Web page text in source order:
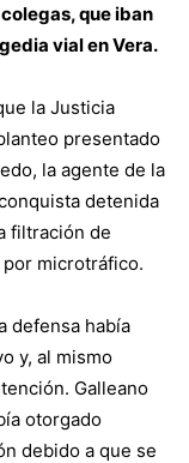
que iban
vial en Vera.
la Justicia
presentado
la agente de la
detenida
filtración de
microtráfico.
defensa había
y, al mismo
Galleano
otorgado
debido a que se